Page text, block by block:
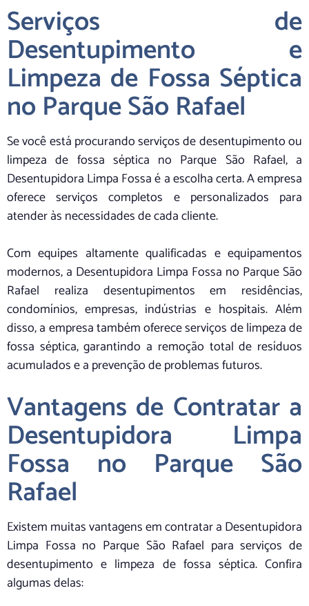
Serviços de
Desentupimento e
Limpeza de Fossa Séptica
no Parque São Rafael
Se você está procurando serviços de desentupimento ou
limpeza de fossa séptica no Parque São Rafael, a
Desentupidora Limpa Fossa é a escolha certa. A empresa
oferece serviços completos e personalizados para
atender às necessidades de cada cliente.
Com equipes altamente qualificadas e equipamentos
modernos, a Desentupidora Limpa Fossa no Parque São
Rafael realiza desentupimentos em residências,
condomínios, empresas, indústrias e hospitais. Além
disso, a empresa também oferece serviços de limpeza de
fossa séptica, garantindo a remoção total de resíduos
acumulados e a prevenção de problemas futuros.
Vantagens de Contratar a
Desentupidora Limpa
Fossa no Parque São
Rafael
Existem muitas vantagens em contratar a Desentupidora
Limpa Fossa no Parque São Rafael para serviços de
desentupimento e limpeza de fossa séptica. Confira
algumas delas: